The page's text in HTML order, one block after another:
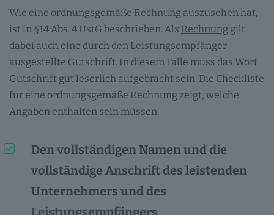
Wie eine ordnungsgemäße Rechnung auszusehen hat,
ist in §14 Abs. 4 UstG beschrieben. Als Rechnung gilt
dabei auch eine durch den Leistungsempfänger
ausgestellte Gutschrift. In diesem Falle muss das Wort
Gutschrift gut leserlich aufgebracht sein. Die Checkliste
für eine ordnungsgemäße Rechnung zeigt, welche
Angaben enthalten sein müssen:
Den vollständigen Namen und die
vollständige Anschrift des leistenden
Unternehmers und des